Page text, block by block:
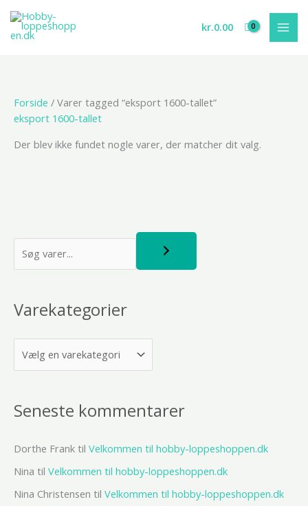
indholdet
kr.0.00
S
Varekategorier
Seneste kommentarer
Dorthe Frank til Velkommen til hobby-loppeshoppen.dk
Nina til Velkommen til hobby-loppeshoppen.dk
Nina Christensen til Velkommen til hobby-loppeshoppen.dk
Forside / Varer tagged “eksport 1600-tallet”
eksport 1600-tallet
Der blev ikke fundet nogle varer, der matcher dit valg.